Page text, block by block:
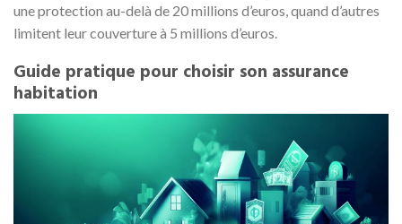
une protection au-delà de 20 millions d’euros, quand d’autres
limitent leur couverture à 5 millions d’euros.
Guide pratique pour choisir son assurance
habitation